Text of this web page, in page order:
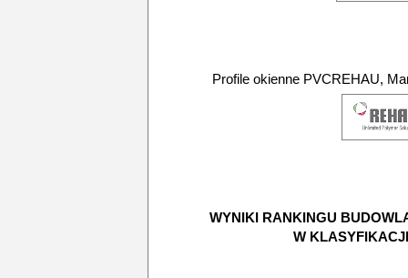
Profile okienne PVCREHAU,
WYNIKI RANKINGU
W